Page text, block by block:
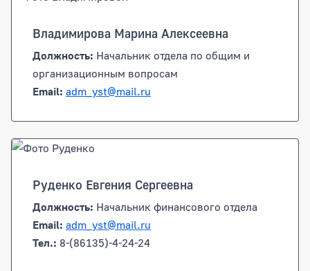
Владимирова Марина Алексеевна
Должность: Начальник отдела по общим и
организационным вопросам
Email: adm_yst@mail.ru
Руденко Евгения Сергеевна
Должность: Начальник финансового отдела
Email: adm_yst@mail.ru
Тел.: 8-(86135)-4-24-24